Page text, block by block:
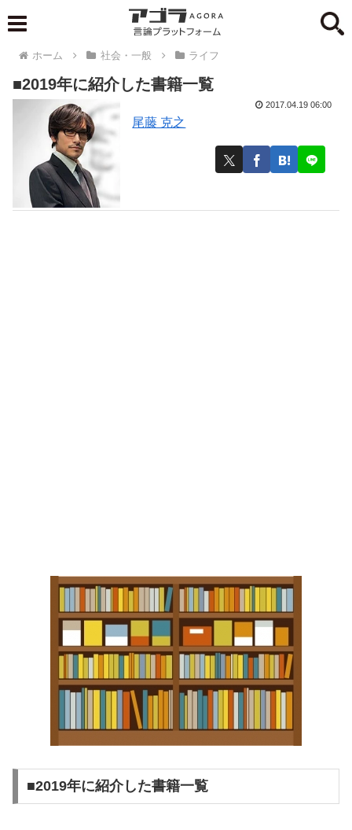
ホーム 社会・一般 ライフ
■2019年に紹介した書籍一覧
尾藤 克之
2017.04.19 06:00
■2019年に紹介した書籍一覧